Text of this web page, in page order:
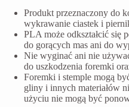
Produkt przeznaczony do
wykrawanie ciastek i
PLA może odkształcić się
do gorących mas ani do
Nie wyginać ani nie
do uszkodzenia foremki
Foremki i stemple mogą
gliny i innych materiałów
użyciu nie mogą być